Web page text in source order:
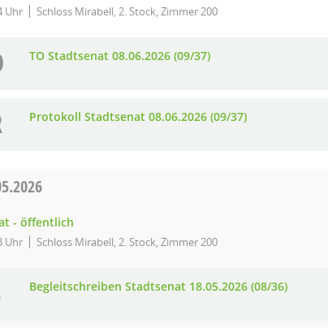
Uhr Schloss Mirabell, 2. Stock, Zimmer 200
TO Stadtsenat 08.06.2026 (09/37)
Protokoll Stadtsenat 08.06.2026 (09/37)
- öffentlich
Uhr Schloss Mirabell, 2. Stock, Zimmer 200
Begleitschreiben Stadtsenat 18.05.2026 (08/36)